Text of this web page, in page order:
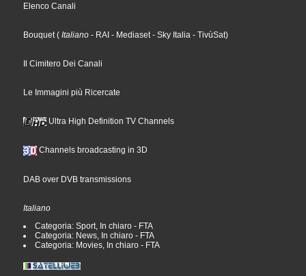
Elenco Canali
Bouquet ( Italiano - RAI - Mediaset - Sky Italia - TivùSat)
Il Cimitero Dei Canali
Le Immagini più Ricercate
Ultra High Definition TV Channels
Channels broadcasting in 3D
DAB over DVB transmissions
Italiano
Categoria: Sport, In chiaro - FTA
Categoria: News, In chiaro - FTA
Categoria: Movies, In chiaro - FTA